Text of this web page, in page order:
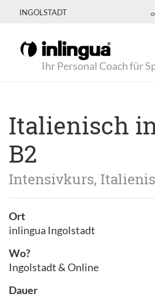
INGOLSTADT
Ihr Personal Coach für
Italienisch
B2
Intensivkurs,
Ort
inlingua Ingolstadt
Wo?
Ingolstadt & Online
Dauer